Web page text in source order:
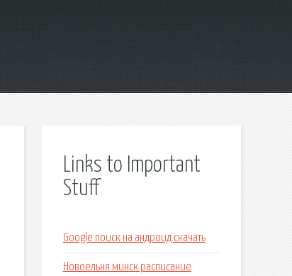
Links to Important
Stuff
Google поиск на андроид скачать
Новоельня минск расписание